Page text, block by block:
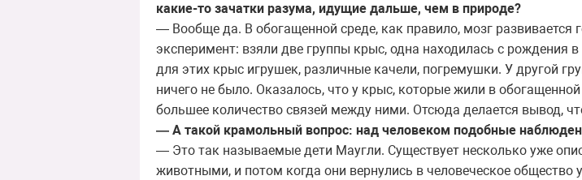
какие-то зачатки разума, идущие дальше, чем в природе?
— Вообще да. В обогащенной среде, как правило, мозг развивается
эксперимент: взяли две группы крыс, одна находилась с рождения
для этих крыс игрушек, различные качели, погремушки. У другой
ничего не было. Оказалось, что у крыс, которые жили в
большее количество связей между ними. Отсюда делается вывод,
— А такой крамольный вопрос: над человеком подобные
— Это так называемые дети Маугли. Существует несколько уже
животными, и потом когда они вернулись в человеческое общество